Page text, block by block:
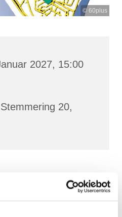
© 60plus
2027, 15:00
20,